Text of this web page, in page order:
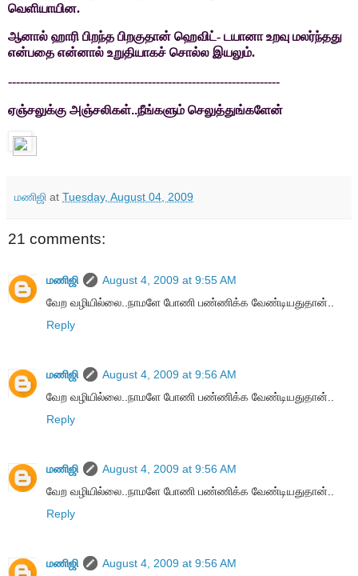
வெளியாயின.
ஆனால் ஹாரி பிறந்த பிறகுதான் ஹெவிட்- டயானா உறவு மலர்ந்தது
என்பதை என்னால் உறுதியாகச் சொல்ல இயலும்.
--------------------------------------------------------------------
ஏஞ்சலுக்கு அஞ்சலிகள்..நீங்களும் செலுத்துங்களேன்
மணிஜி at Tuesday, August 04, 2009
21 comments:
மணிஜி
August 4, 2009 at 9:55 AM
வேற வழியில்லை..நாமளே போணி பண்ணிக்க வேண்டியதுதான்..
Reply
மணிஜி
August 4, 2009 at 9:56 AM
வேற வழியில்லை..நாமளே போணி பண்ணிக்க வேண்டியதுதான்..
Reply
மணிஜி
August 4, 2009 at 9:56 AM
வேற வழியில்லை..நாமளே போணி பண்ணிக்க வேண்டியதுதான்..
Reply
மணிஜி August 4, 2009 at 9:56 AM